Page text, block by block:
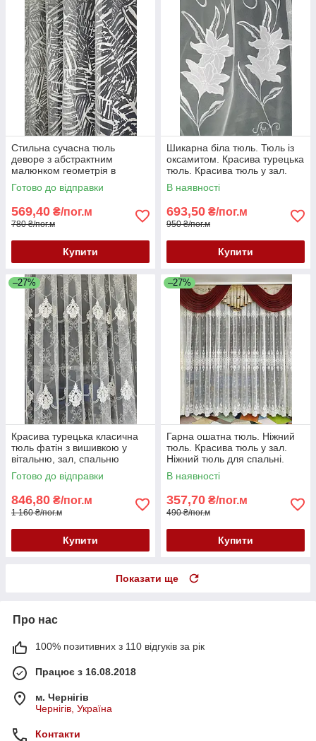
Стильна сучасна тюль
деворе з абстрактним
малюнком геометрія в
молочному кольорі
Готово до відправки
569,40 ₴/пог.м
780 ₴/пог.м
Купити
Шикарна біла тюль. Тюль із
оксамитом. Красива турецька
тюль. Красива тюль у зал.
Тюль у спальню
В наявності
693,50 ₴/пог.м
950 ₴/пог.м
Купити
–27%
Красива турецька класична
тюль фатін з вишивкою у
вітальню, зал, спальню
купити Україна
Готово до відправки
846,80 ₴/пог.м
1 160 ₴/пог.м
Купити
–27%
Гарна ошатна тюль. Ніжний
тюль. Красива тюль у зал.
Ніжний тюль для спальні.
Турецька тюль.
В наявності
357,70 ₴/пог.м
490 ₴/пог.м
Купити
Показати ще
Про нас
100% позитивних з 110 відгуків за рік
Працює з 16.08.2018
м. Чернігів
Чернігів, Україна
Контакти